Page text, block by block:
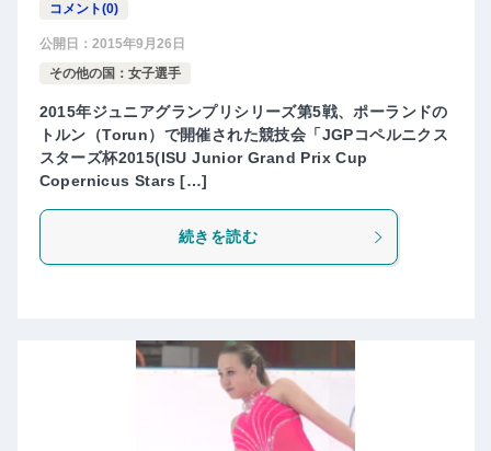
コメント(0)
公開日： 2015年9月26日
その他の国：女子選手
2015年ジュニアグランプリシリーズ第5戦、ポーランドの
トルン（Torun）で開催された競技会「JGPコペルニクス
スターズ杯2015(ISU Junior Grand Prix Cup
Copernicus Stars […]
続きを読む